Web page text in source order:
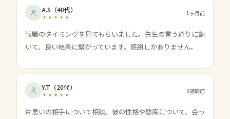
A.S （40代） 1ヶ月前
転職のタイミングを見てもらいました。先生の言う通りに動
いて、良い結果に繋がっています。感謝しかありません。
Y.T （20代） 3週間前
片思いの相手について相談。彼の性格や態度について、会っ